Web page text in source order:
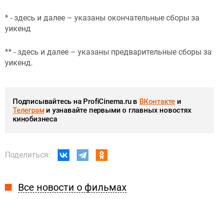
* - здесь и далее – указаны окончательные сборы за
уикенд
** - здесь и далее – указаны предварительные сборы за
уикенд.
Подписывайтесь на ProfiCinema.ru в ВКонтакте и
Телеграми узнавайте первыми о главных новостях
кинобизнеса
Поделиться:
Все новости о фильмах